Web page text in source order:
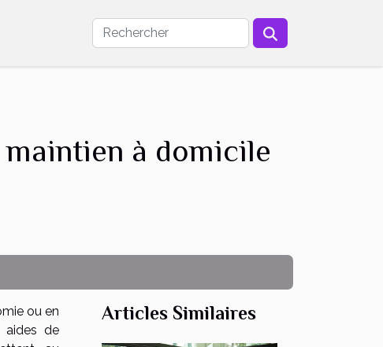
maintien à domicile
ou en
aides de
Articles Similaires